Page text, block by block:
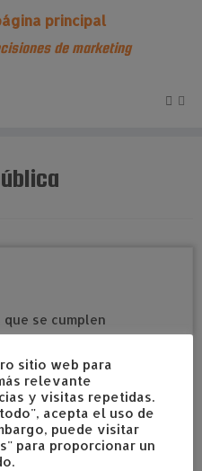
de marketing
sitio web para
relevante
y visitas repetidas.
acepta el uso de
puede visitar
para proporcionar un